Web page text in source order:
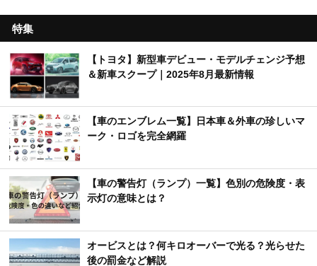
特集
【トヨタ】新型車デビュー・モデルチェンジ予想
＆新車スクープ｜2025年8月最新情報
【車のエンブレム一覧】日本車＆外車の珍しいマ
ーク・ロゴを完全網羅
【車の警告灯（ランプ）一覧】色別の危険度・表
示灯の意味とは？
オービスとは？何キロオーバーで光る？光らせた
後の罰金など解説